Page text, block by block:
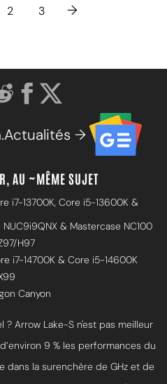
2 3 →
.Actualités →
AU ~MÊME SUJET
i7-13700K, Core i5-13600K &
& Mastercase NC100
H97
i7-14700K & Core i5-14600K
Canyon
? Arrow Lake-S n'est pas meilleur
9 % les performances du
dans la surenchère de GHz et de